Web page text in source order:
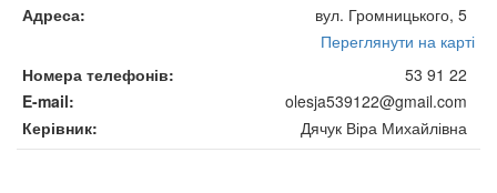
Адреса
вул. Громницького, 5
Переглянути на карті
Номера телефонів
53 91 22
E-mail
olesja539122@gmail.com
Керівник
Дячук Віра Михайлівна